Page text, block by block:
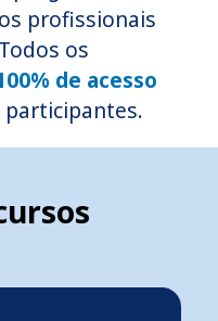
profissionais
os
de acesso
participantes.